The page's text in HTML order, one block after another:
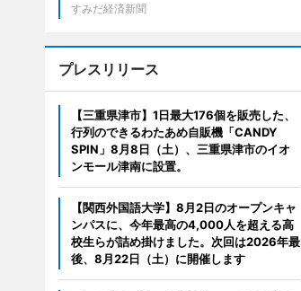
すみだ経済新聞
プレスリリース
【三重県津市】1日最大176個を販売した、
行列のできるわたあめ自販機「CANDY
SPIN」8月8日（土）、三重県津市のイオ
ンモール津南に設置。
【関西外国語大学】8月2日のオープンキャ
ンパスに、今年最高の4,000人を超える高
校生らが詰め掛けました。次回は2026年最
後、8月22日（土）に開催します